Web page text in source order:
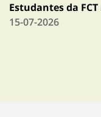
Estudantes da FCT
15-07-2026